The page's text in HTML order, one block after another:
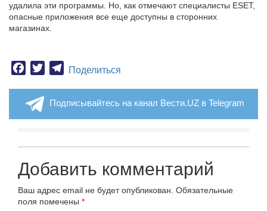
удалила эти программы. Но, как отмечают специалисты ESET,
опасные приложения все еще доступны в сторонних
магазинах.
Facebook
TwitterTelegram
Поделиться
Подписывайтесь на канал Вести.UZ в Telegram
Добавить комментарий
Ваш адрес email не будет опубликован. Обязательные
поля помечены *